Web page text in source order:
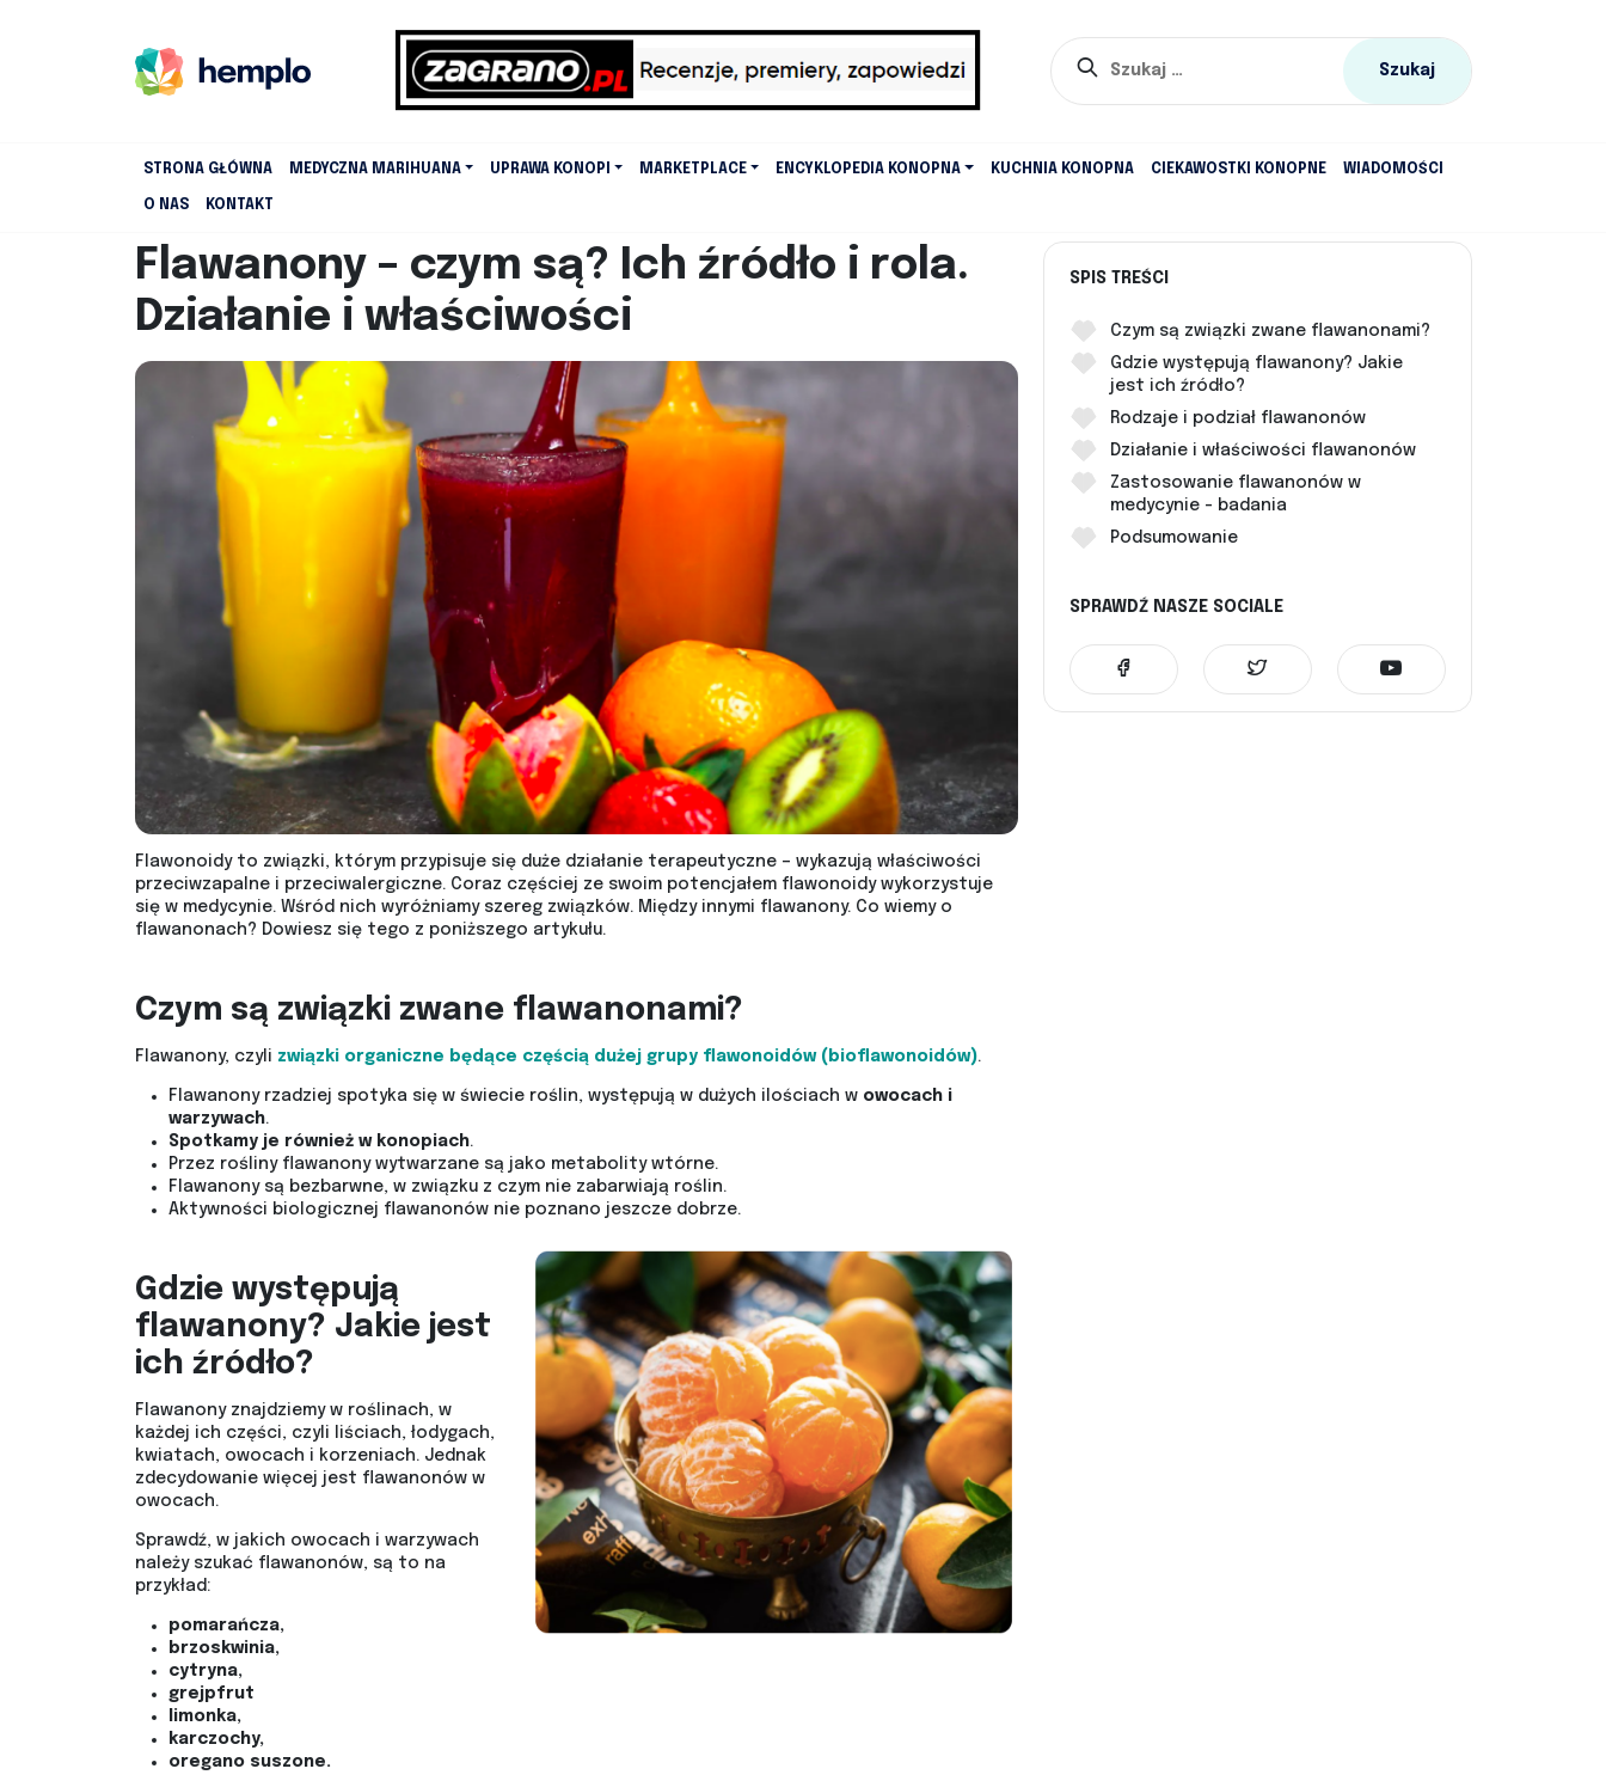
STRONA GŁÓWNA MEDYCZNA MARIHUANA UPRAWA KONOPI MARKETPLACE ENCYKLOPEDIA KONOPNA KUCHNIA KONOPNA CIEKAWOSTKI KONOPNE WIADOMOŚCI
O NAS KONTAKT
Flawanony – czym są? Ich źródło i rola.
Działanie i właściwości
Flawonoidy to związki, którym przypisuje się duże działanie terapeutyczne – wykazują właściwości
przeciwzapalne i przeciwalergiczne. Coraz częściej ze swoim potencjałem flawonoidy wykorzystuje
się w medycynie. Wśród nich wyróżniamy szereg związków. Między innymi flawanony. Co wiemy o
flawanonach? Dowiesz się tego z poniższego artykułu.
Czym są związki zwane flawanonami?
Flawanony, czyli związki organiczne będące częścią dużej grupy flawonoidów (bioflawonoidów).
Flawanony rzadziej spotyka się w świecie roślin, występują w dużych ilościach w owocach i
warzywach.
Spotkamy je również w konopiach.
Przez rośliny flawanony wytwarzane są jako metabolity wtórne.
Flawanony są bezbarwne, w związku z czym nie zabarwiają roślin.
Aktywności biologicznej flawanonów nie poznano jeszcze dobrze.
Gdzie występują
flawanony? Jakie jest
ich źródło?
Flawanony znajdziemy w roślinach, w
każdej ich części, czyli liściach, łodygach,
kwiatach, owocach i korzeniach. Jednak
zdecydowanie więcej jest flawanonów w
owocach.
Sprawdź, w jakich owocach i warzywach
należy szukać flawanonów, są to na
przykład:
pomarańcza,
brzoskwinia,
cytryna,
grejpfrut
limonka,
karczochy,
oregano suszone.
SPIS TREŚCI
Czym są związki zwane flawanonami?
Gdzie występują flawanony? Jakie
jest ich źródło?
Rodzaje i podział flawanonów
Działanie i właściwości flawanonów
Zastosowanie flawanonów w
medycynie - badania
Podsumowanie
SPRAWDŹ NASZE SOCIALE